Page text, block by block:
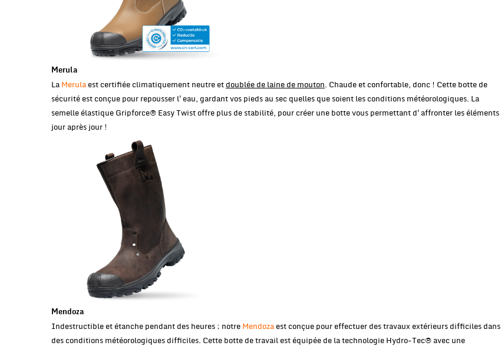
Merula
La Merula est certifiée climatiquement neutre et doublée de laine de mouton. Chaude et confortable, donc ! Cette botte de
sécurité est conçue pour repousser l'eau, gardant vos pieds au sec quelles que soient les conditions météorologiques. La
semelle élastique Gripforce® Easy Twist offre plus de stabilité, pour créer une botte vous permettant d'affronter les éléments
jour après jour !
Mendoza
Indestructible et étanche pendant des heures ; notre Mendoza est conçue pour effectuer des travaux extérieurs difficiles dans
des conditions météorologiques difficiles. Cette botte de travail est équipée de la technologie Hydro-Tec® avec une